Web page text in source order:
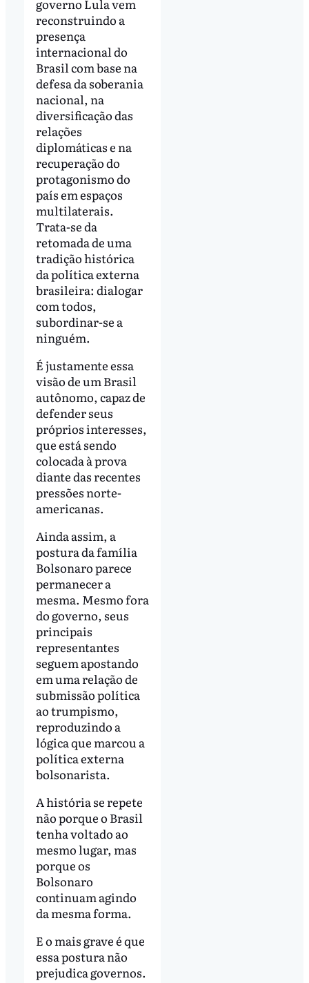
governo Lula vem
reconstruindo a
presença
internacional do
Brasil com base na
defesa da soberania
nacional, na
diversificação das
relações
diplomáticas e na
recuperação do
protagonismo do
país em espaços
multilaterais.
Trata-se da
retomada de uma
tradição histórica
da política externa
brasileira: dialogar
com todos,
subordinar-se a
ninguém.
É justamente essa
visão de um Brasil
autônomo, capaz de
defender seus
próprios interesses,
que está sendo
colocada à prova
diante das recentes
pressões norte-
americanas.
Ainda assim, a
postura da família
Bolsonaro parece
permanecer a
mesma. Mesmo fora
do governo, seus
principais
representantes
seguem apostando
em uma relação de
submissão política
ao trumpismo,
reproduzindo a
lógica que marcou a
política externa
bolsonarista.
A história se repete
não porque o Brasil
tenha voltado ao
mesmo lugar, mas
porque os
Bolsonaro
continuam agindo
da mesma forma.
E o mais grave é que
essa postura não
prejudica governos.